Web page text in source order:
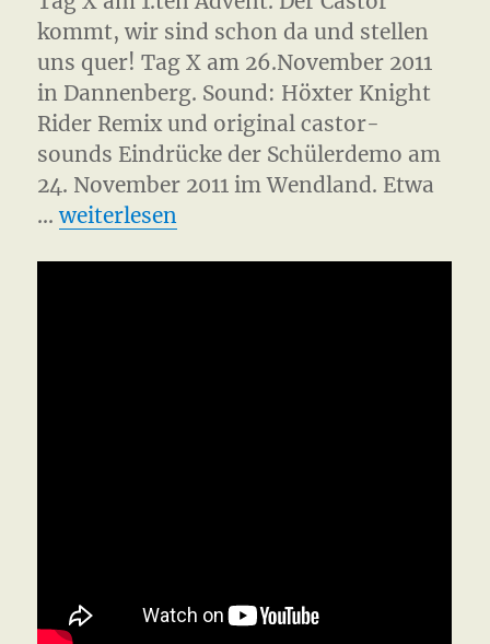
kommt, wir sind schon da und stellen
uns quer! Tag X am 26.November 2011
in Dannenberg. Sound: Höxter Knight
Rider Remix und original castor-
sounds Eindrücke der Schülerdemo am
24. November 2011 im Wendland. Etwa
…„Castor 2011 Gorleben“
weiterlesen